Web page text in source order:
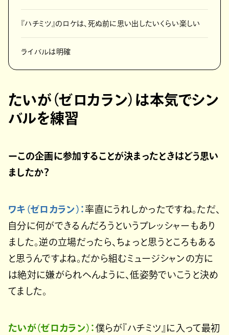
『ハチミツ』のロケは、死ぬ前に思い出したいくらい楽しい
ライバルは明確
たいが（ゼロカラン）は本気でシン
バルを練習
ーこの企画に参加することが決まったときはどう思い
ましたか？
ワキ（ゼロカラン）：率直にうれしかったですね。ただ、
自分に何ができるんだろうというプレッシャーもあり
ました。逆の立場だったら、ちょっと思うところもある
と思うんですよね。だから組むミュージシャンの方に
は絶対に嫌がられへんように、低姿勢でいこうと決め
てました。
たいが（ゼロカラン）： 僕らが『ハチミツ』に入って最初